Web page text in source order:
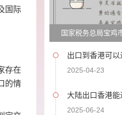
国际
存在
的情
国家税务总局宝鸡
局关于2022年度
疗保
出口到香港可
税吗?
2025-04-23
大陆出口香港
税吗现在
2025-06-24